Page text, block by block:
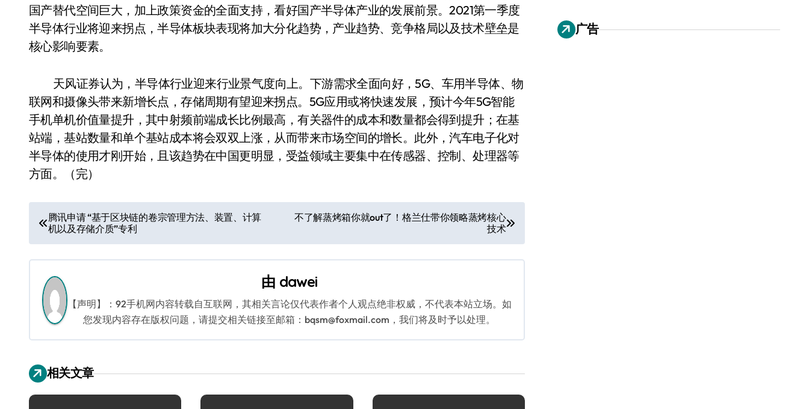
国产替代空间巨大，加上政策资金的全面支持，看好国产半导体产业的发展前景。2021第一季度
半导体行业将迎来拐点，半导体板块表现将加大分化趋势，产业趋势、竞争格局以及技术壁垒是
核心影响要素。
天风证券认为，半导体行业迎来行业景气度向上。下游需求全面向好，5G、车用半导体、物
联网和摄像头带来新增长点，存储周期有望迎来拐点。5G应用或将快速发展，预计今年5G智能
手机单机价值量提升，其中射频前端成长比例最高，有关器件的成本和数量都会得到提升；在基
站端，基站数量和单个基站成本将会双双上涨，从而带来市场空间的增长。此外，汽车电子化对
半导体的使用才刚开始，且该趋势在中国更明显，受益领域主要集中在传感器、控制、处理器等
方面。（完）
文
章
导
航
腾讯申请 “基于区块链的卷宗管理方法、装置、计算
机以及存储介质”专利
不了解蒸烤箱你就out了！格兰仕带你领略蒸烤核心
技术
由 dawei
【声明】：92手机网内容转载自互联网，其相关言论仅代表作者个人观点绝非权威，不代表本站立场。如
您发现内容存在版权问题，请提交相关链接至邮箱：bqsm@foxmail.com，我们将及时予以处理。
相关文章
广告